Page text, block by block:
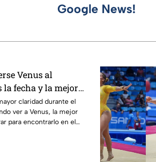
Google News!
Venus al
la fecha y la mejor
claridad durante el
ver a Venus, la mejor
para encontrarlo en el